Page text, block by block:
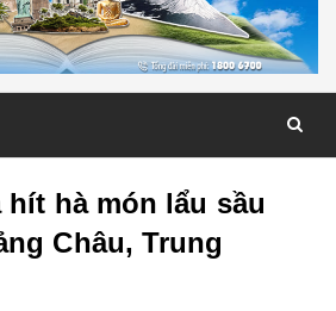
hít hà món lẩu sầu
Châu, Trung